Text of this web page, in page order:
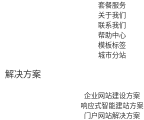
套餐服务
关于我们
联系我们
帮助中心
模板标签
城市分站
解决方案
企业网站建设方案
响应式智能建站方案
门户网站解决方案